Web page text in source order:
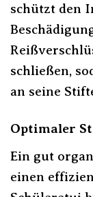
schützt den
schließen,
an seine
Optimaler
Ein gut
einen